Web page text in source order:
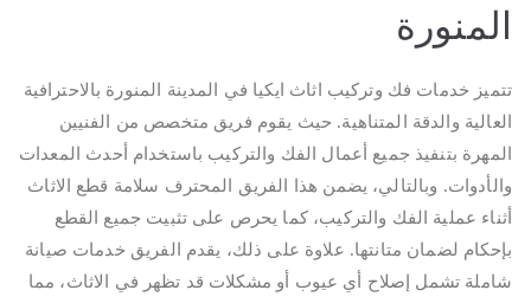
المنورة
تتميز خدمات فك وتركيب اثاث ايكيا في المدينة المنورة بالاحترافية
العالية والدقة المتناهية. حيث يقوم فريق متخصص من الفنيين
المهرة بتنفيذ جميع أعمال الفك والتركيب باستخدام أحدث المعدات
والأدوات. وبالتالي، يضمن هذا الفريق المحترف سلامة قطع الاثاث
أثناء عملية الفك والتركيب، كما يحرص على تثبيت جميع القطع
بإحكام لضمان متانتها. علاوة على ذلك، يقدم الفريق خدمات صيانة
شاملة تشمل إصلاح أي عيوب أو مشكلات قد تظهر في الاثاث، مما